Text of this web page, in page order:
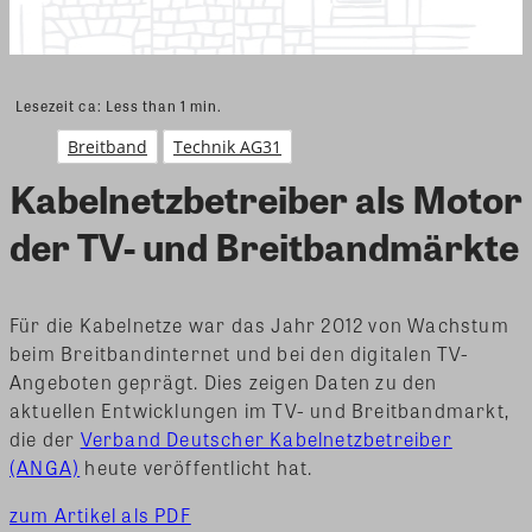
Lesezeit ca: Less than 1 min.
Breitband Technik AG31
Kabelnetzbetreiber als Motor
der TV- und Breitbandmärkte
Für die Kabelnetze war das Jahr 2012 von Wachstum
beim Breitbandinternet und bei den digitalen TV-
Angeboten geprägt. Dies zeigen Daten zu den
aktuellen Entwicklungen im TV- und Breitbandmarkt,
die der Verband Deutscher Kabelnetzbetreiber
(ANGA) heute veröffentlicht hat.
zum Artikel als PDF